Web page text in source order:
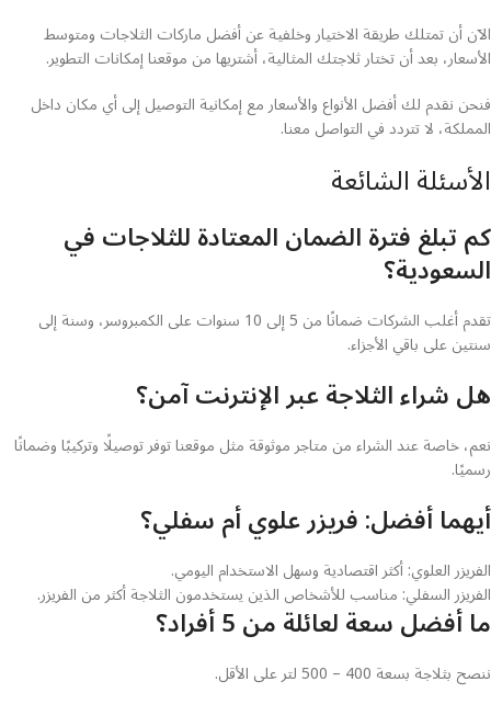
الآن أن تمتلك طريقة الاختيار وخلفية عن أفضل ماركات الثلاجات ومتوسط
الأسعار، بعد أن تختار ثلاجتك المثالية، أشتريها من موقعنا إمكانات التطوير.
فنحن نقدم لك أفضل الأنواع والأسعار مع إمكانية التوصيل إلى أي مكان داخل
المملكة، لا تتردد في التواصل معنا.
الأسئلة الشائعة
كم تبلغ فترة الضمان المعتادة للثلاجات في
السعودية؟
تقدم أغلب الشركات ضمانًا من 5 إلى 10 سنوات على الكمبروسر، وسنة إلى
سنتين على باقي الأجزاء.
هل شراء الثلاجة عبر الإنترنت آمن؟
نعم، خاصة عند الشراء من متاجر موثوقة مثل موقعنا توفر توصيلًا وتركيبًا وضمانًا
رسميًا.
أيهما أفضل: فريزر علوي أم سفلي؟
الفريزر العلوي: أكثر اقتصادية وسهل الاستخدام اليومي.
الفريزر السفلي: مناسب للأشخاص الذين يستخدمون الثلاجة أكثر من الفريزر.
ما أفضل سعة لعائلة من 5 أفراد؟
ننصح بثلاجة بسعة 400 – 500 لتر على الأقل.